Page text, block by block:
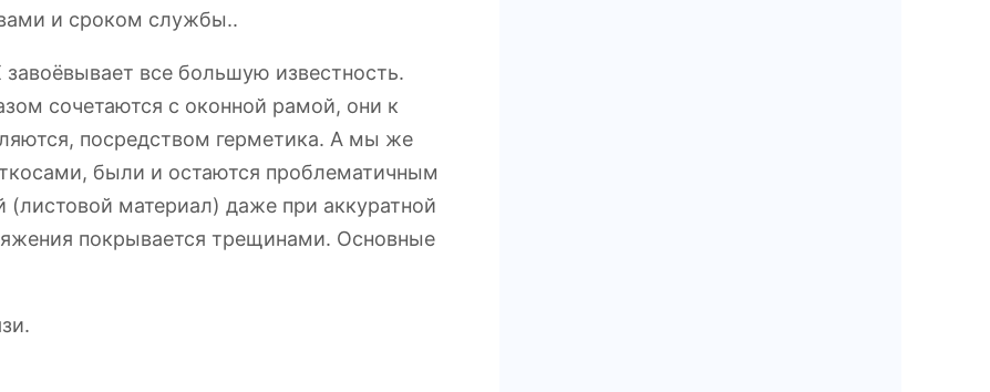
и сроком службы..
все большую известность.
сочетаются с оконной рамой, они к
посредством герметика. А мы же
были и остаются проблематичным
материал) даже при аккуратной
покрывается трещинами. Основные